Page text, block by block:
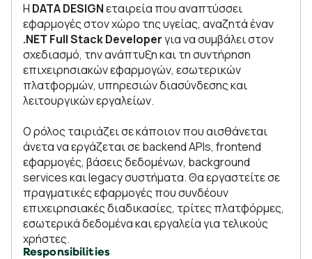
H DATA DESIGNεταιρεία που αναπτύσσει
εφαρμογές στον χώρο της υγείας, αναζητά έναν
.NET Full Stack Developerγια να συμβάλει στον
σχεδιασμό, την ανάπτυξη και τη συντήρηση
επιχειρησιακών εφαρμογών, εσωτερικών
πλατφορμών, υπηρεσιών διασύνδεσης και
λειτουργικών εργαλείων.
Ο ρόλος ταιριάζει σε κάποιον που αισθάνεται
άνετα να εργάζεται σε backend APIs, frontend
εφαρμογές, βάσεις δεδομένων, background
services και legacy συστήματα. Θα εργαστείτε σε
πραγματικές εφαρμογές που συνδέουν
επιχειρησιακές διαδικασίες, τρίτες πλατφόρμες,
εσωτερικά δεδομένα και εργαλεία για τελικούς
χρήστες.
Responsibilities